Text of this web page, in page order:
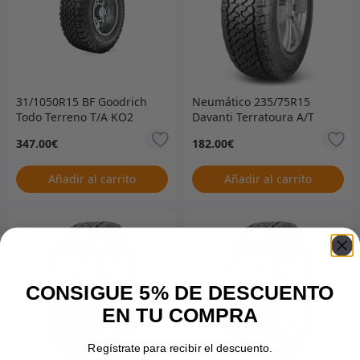
31/1050R15 BF Goodrich
Todo Terreno T/A KO2
347.00€
Añadir al carrito
Neumático 235/75R15
Davanti Terratoura A/T
182.00€
Añadir al carrito
CONSIGUE 5% DE DESCUENTO
EN TU COMPRA
Regístrate para recibir el descuento.